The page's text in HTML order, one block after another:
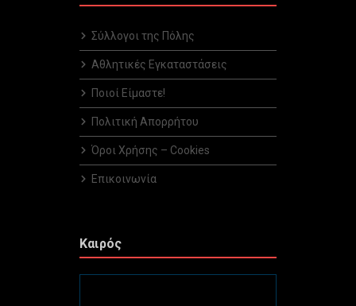
Σύλλογοι της Πόλης
Αθλητικές Εγκαταστάσεις
Ποιοί Είμαστε!
Πολιτική Απορρήτου
Όροι Χρήσης – Cookies
Επικοινωνία
Καιρός